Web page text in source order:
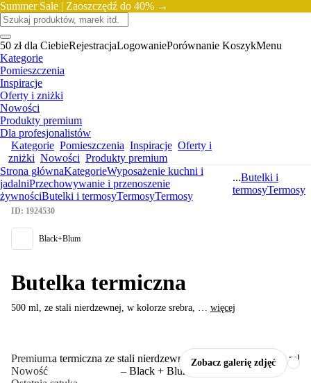
Summer Sale | Zaoszczędź do 40% →
50 zł dla CiebieRejestracjaLogowaniePorównanie KoszykMenu
Kategorie
Pomieszczenia
Inspiracje
Oferty i zniżki
Nowości
Produkty premium
Dla profesjonalistów
Kategorie Pomieszczenia Inspiracje Oferty i
zniżki Nowości Produkty premium
Strona głównaKategorieWyposażenie kuchni i
jadalniPrzechowywanie i przenoszenie
żywnościButelki i termosyTermosyTermosy
...Butelki i
termosyTermosy
Zobacz galerię zdjęć
Premium
Nowość
ID: 1924530
Black+Blum
Butelka termiczna
500 ml, ze stali nierdzewnej, w kolorze srebra, … więcej